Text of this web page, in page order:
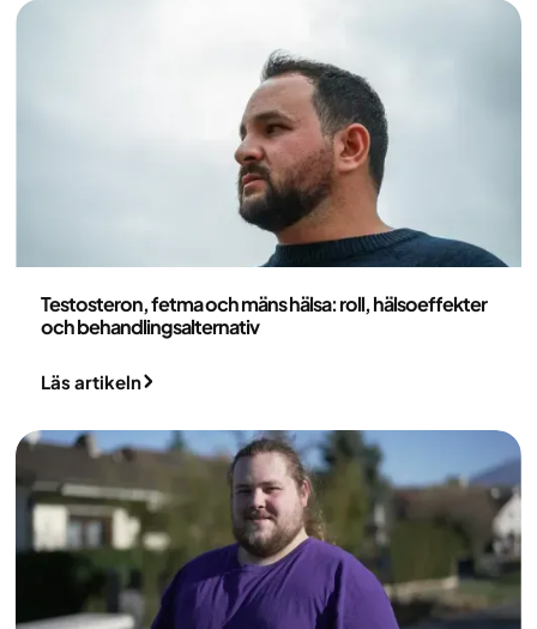
Testosteron, fetma och mäns hälsa: roll, hälsoeffekter
och behandlingsalternativ
Läs artikeln